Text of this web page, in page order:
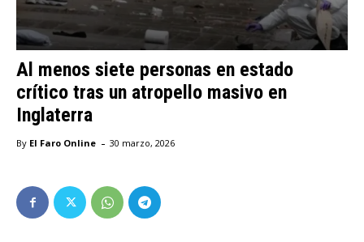
Al menos siete personas en estado
crítico tras un atropello masivo en
Inglaterra
By El Faro Online - 30 marzo, 2026